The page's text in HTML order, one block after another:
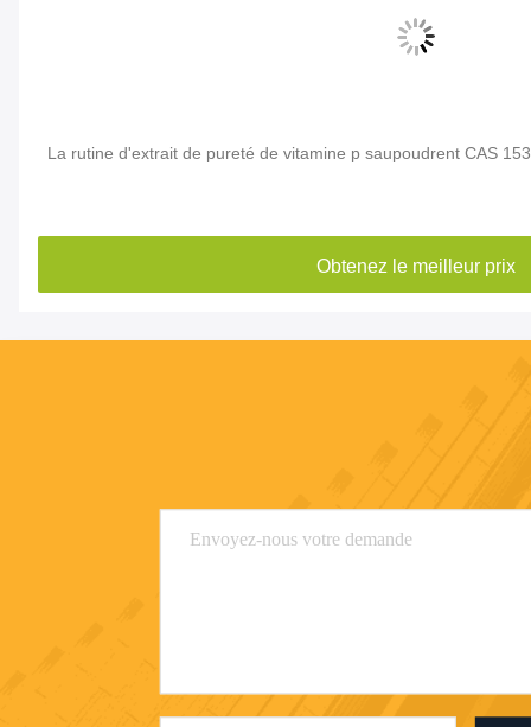
La rutine d'extrait de pureté de vitamine p saupoudrent CAS
Obtenez le meilleur prix